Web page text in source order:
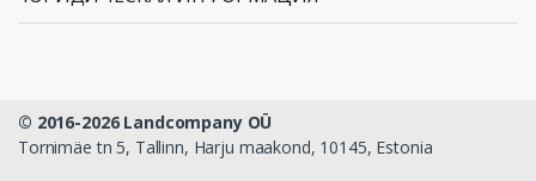
© 2016-2026 Landcompany OÜ
Tornimäe tn 5, Tallinn, Harju maakond, 10145, Estonia